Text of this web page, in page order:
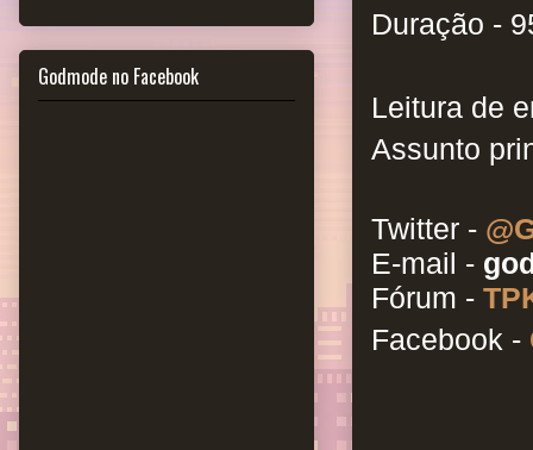
Duração -
Leitura de
Assunto
Twitter -
E-mail -
Fórum -
Facebook -
Godmode no Facebook